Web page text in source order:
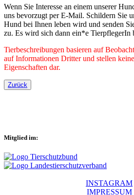
Wenn Sie Interesse an einem unserer
uns bevorzugt per E-Mail. Schildern Sie
Hund bei Ihnen leben wird und senden
zu. Es wird sich dann ein*e TierpflegerIn
Tierbeschreibungen basieren auf
auf Informationen Dritter und stellen
Eigenschaften dar.
Zurück
Mitglied im:
INSTAGRAM
IMPRESSUM